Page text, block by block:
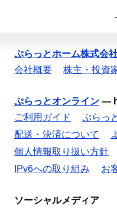
ぷらっとホーム株式会
会社概要
株主・投資
ぷらっとオンライン —
ご利用ガイド
ぷらっ
配送・決済について
個人情報取り扱い方針
IPv6への取り組み
お
ソーシャルメディア